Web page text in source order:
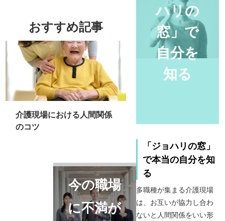
ハリの
窓」で
自分を
知る
「ジョハリの窓」
で本当の自分を知
る
多職種が集まる介護現場
は、お互いが協力し合わ
ないと人間関係をいい形
おすすめ記事
介護現場における人間関係
のコツ
今の職場
に不満が